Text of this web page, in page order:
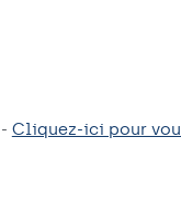
Cliquez-ici pour